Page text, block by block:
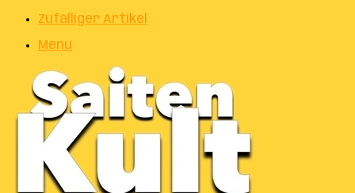
Zufälliger Artikel
Menu